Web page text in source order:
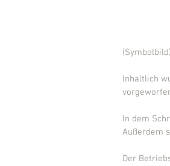
(Symbolbild)
Inhaltlich
In dem
Außerdem
Der